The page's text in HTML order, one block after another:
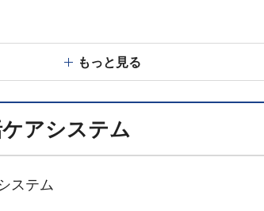
もっと見る
アシステム
ステム